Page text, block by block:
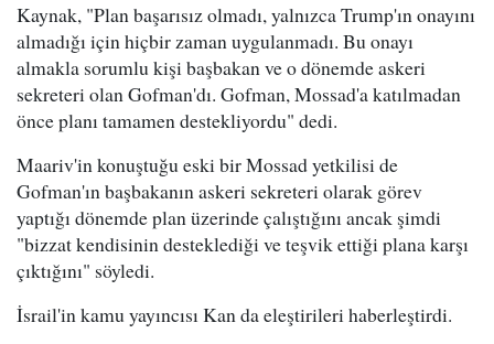
Kaynak, "Plan başarısız olmadı, yalnızca Trump'ın onayını
almadığı için hiçbir zaman uygulanmadı. Bu onayı
almakla sorumlu kişi başbakan ve o dönemde askeri
sekreteri olan Gofman'dı. Gofman, Mossad'a katılmadan
önce planı tamamen destekliyordu" dedi.
Maariv'in konuştuğu eski bir Mossad yetkilisi de
Gofman'ın başbakanın askeri sekreteri olarak görev
yaptığı dönemde plan üzerinde çalıştığını ancak şimdi
"bizzat kendisinin desteklediği ve teşvik ettiği plana karşı
çıktığını" söyledi.
İsrail'in kamu yayıncısı Kan da eleştirileri haberleştirdi.